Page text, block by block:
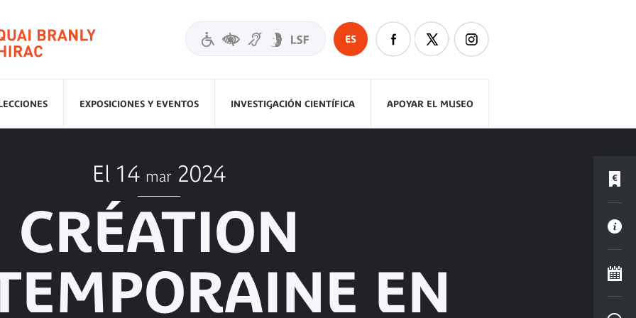
ES
EXPOSICIONES Y EVENTOS INVESTIGACIÓN CIENTÍFICA APOYAR EL MUSEO
El 14 mar 2024
CRÉATION
EN